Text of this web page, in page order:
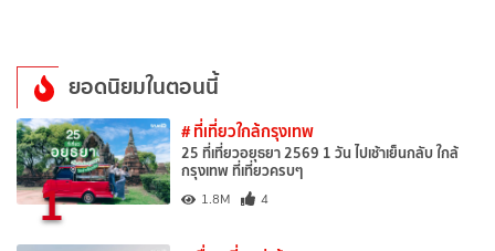
ยอดนิยมในตอนนี้
1
# ที่เที่ยวใกล้กรุงเทพ
25 ที่เที่ยวอยุธยา 2569 1 วัน ไปเช้าเย็นกลับ ใกล้
กรุงเทพ ที่เที่ยวครบๆ
1.8M 4